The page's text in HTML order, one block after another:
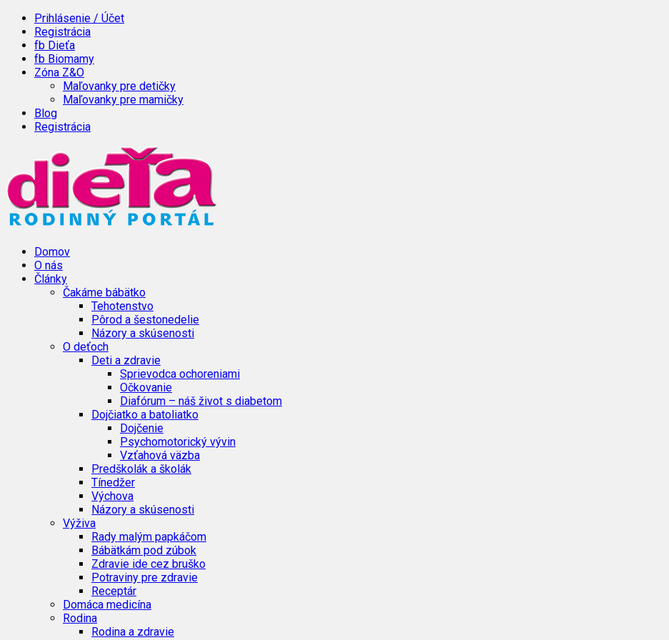
Prihlásenie / Účet
Registrácia
fb Dieťa
fb Biomamy
Zóna Z&O
Maľovanky pre detičky
Maľovanky pre mamičky
Blog
Registrácia
Domov
O nás
Články
Čakáme bábätko
Tehotenstvo
Pôrod a šestonedelie
Názory a skúsenosti
O deťoch
Deti a zdravie
Sprievodca ochoreniami
Očkovanie
Diafórum – náš život s diabetom
Dojčiatko a batoliatko
Dojčenie
Psychomotorický vývin
Vzťahová väzba
Predškolák a školák
Tínedžer
Výchova
Názory a skúsenosti
Výživa
Rady malým papkáčom
Bábätkám pod zúbok
Zdravie ide cez bruško
Potraviny pre zdravie
Receptár
Domáca medicína
Rodina
Rodina a zdravie